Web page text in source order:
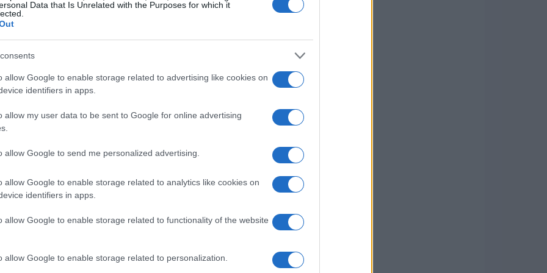
Data that Is Unrelated with the Purposes for which it
allow Google to enable storage related to advertising like cookies on
identifiers in apps.
allow my user data to be sent to Google for online advertising
allow Google to send me personalized advertising.
allow Google to enable storage related to analytics like cookies on
identifiers in apps.
allow Google to enable storage related to functionality of the website
allow Google to enable storage related to personalization.
son los
riesgo, donde la suerte y la especulación a menudo
son problemas comunes en el mundo de las
base real. La falta de regulación oficial permite que
especialmente los principiantes, caen en trampas